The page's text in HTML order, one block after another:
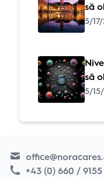
să
5/
să
5/
+43 (0) 660 / 9155